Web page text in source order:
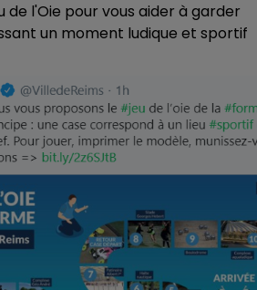
de l'Oie pour vous aider à garder
un moment ludique et sportif